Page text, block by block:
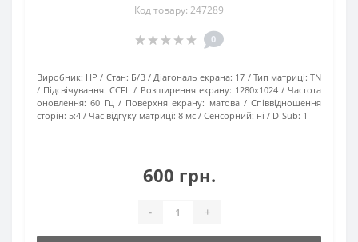
Код товару: 247289
0
Виробник: HP Стан: Б/В Діагональ екрана: 17 Тип матриці: TN
Підсвічування: CCFL Розширення екрану: 1280х1024
Частота
оновлення: 60 Гц Поверхня екрану: матова
Співвідношення
сторін: 5:4 Час відгуку матриці: 8 мс Сенсорний: ні D-Sub: 1
600 грн.
- +